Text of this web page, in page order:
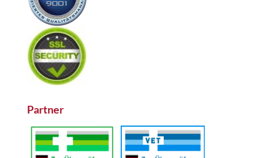
Partner